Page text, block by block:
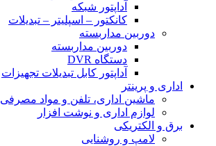
آداپتور شبکه
کانکتور – اسپلیتر – تبدیلات
دوربین مداربسته
دوربین مداربسته
دستگاه DVR
آداپتور کابل تبدیلات تجهیزات
اداری و پرینتر
ماشین اداری، تلفن و مواد مصرفی
لوازم اداری و نوشت افزار
برق و الکتریکی
لامپ و روشنایی